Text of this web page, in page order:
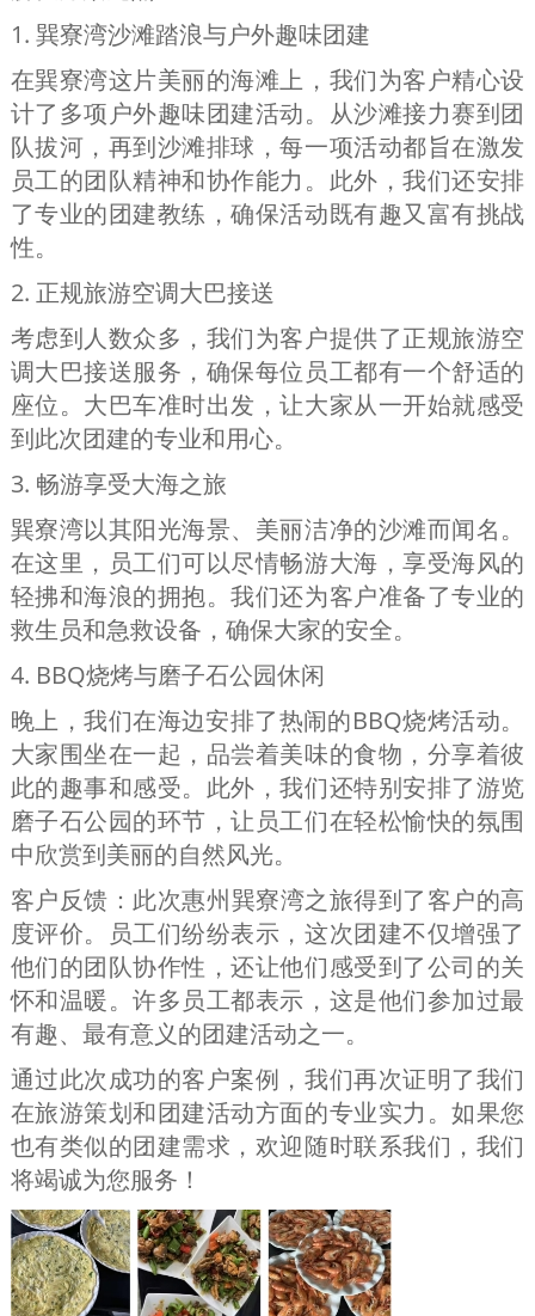
1. 巽寮湾沙滩踏浪与户外趣味团建
在巽寮湾这片美丽的海滩上，我们为客户精心设
计了多项户外趣味团建活动。从沙滩接力赛到团
队拔河，再到沙滩排球，每一项活动都旨在激发
员工的团队精神和协作能力。此外，我们还安排
了专业的团建教练，确保活动既有趣又富有挑战
性。
2. 正规旅游空调大巴接送
考虑到人数众多，我们为客户提供了正规旅游空
调大巴接送服务，确保每位员工都有一个舒适的
座位。大巴车准时出发，让大家从一开始就感受
到此次团建的专业和用心。
3. 畅游享受大海之旅
巽寮湾以其阳光海景、美丽洁净的沙滩而闻名。
在这里，员工们可以尽情畅游大海，享受海风的
轻拂和海浪的拥抱。我们还为客户准备了专业的
救生员和急救设备，确保大家的安全。
4. BBQ烧烤与磨子石公园休闲
晚上，我们在海边安排了热闹的BBQ烧烤活动。
大家围坐在一起，品尝着美味的食物，分享着彼
此的趣事和感受。此外，我们还特别安排了游览
磨子石公园的环节，让员工们在轻松愉快的氛围
中欣赏到美丽的自然风光。
客户反馈： 此次惠州巽寮湾之旅得到了客户的高
度评价。员工们纷纷表示，这次团建不仅增强了
他们的团队协作性，还让他们感受到了公司的关
怀和温暖。许多员工都表示，这是他们参加过最
有趣、最有意义的团建活动之一。
通过此次成功的客户案例，我们再次证明了我们
在旅游策划和团建活动方面的专业实力。如果您
也有类似的团建需求，欢迎随时联系我们，我们
将竭诚为您服务！